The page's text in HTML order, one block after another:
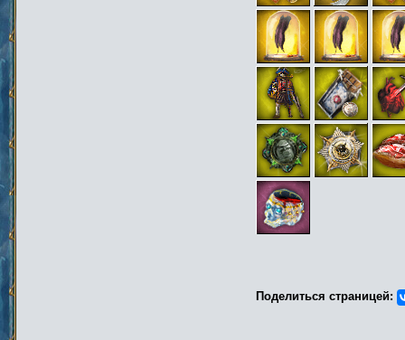
Поделиться страницей: